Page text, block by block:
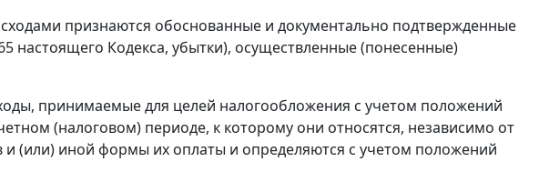
признаются обоснованные и документально подтвержденные
настоящего Кодекса, убытки), осуществленные (понесенные)
принимаемые для целей налогообложения с учетом положений
(налоговом) периоде, к которому они относятся, независимо от
(или) иной формы их оплаты и определяются с учетом положений